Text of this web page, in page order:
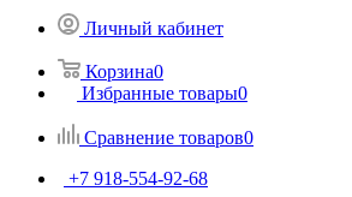
Личный кабинет
Корзина0
Избранные товары0
Сравнение товаров0
+7 918-554-92-68